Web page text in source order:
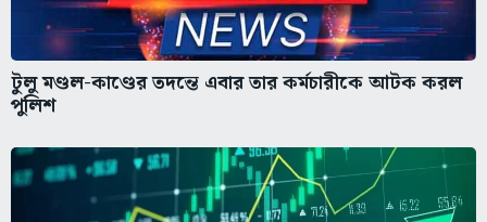
টুলু মণ্ডল-কাণ্ডের তদন্তে এবার তার কর্মচারীকে আটক করল
পুলিশ